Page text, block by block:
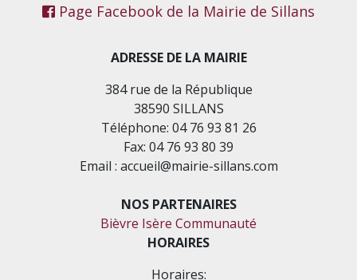
ADRESSE DE LA MAIRIE
384 rue de la République
38590 SILLANS
Téléphone: 04 76 93 81 26
Fax: 04 76 93 80 39
Email : accueil@mairie-sillans.com
NOS PARTENAIRES
Bièvre Isère Communauté
Page Facebook de la Mairie de Sillans
HORAIRES
Horaires: